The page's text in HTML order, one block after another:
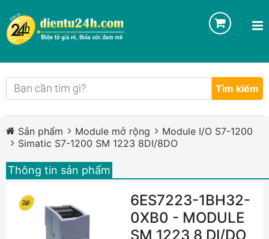
Tìm kiếm
Sản phẩm Module mở rộng
Module I/O S7-1200
Simatic S7-1200 SM 1223 8DI/8DO
Thông tin sản phẩm
6ES7223-1BH32-
0XB0 - MODULE
SM 1223 8 DI/DO